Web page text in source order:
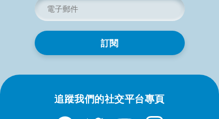
信
*
追蹤我們的社交平台專頁